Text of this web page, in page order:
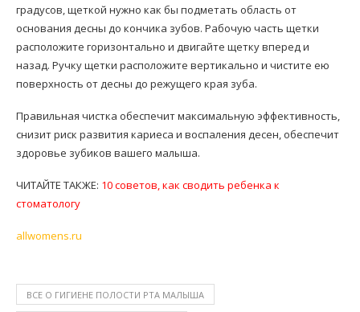
градусов, щеткой нужно как бы подметать область от
основания десны до кончика зубов. Рабочую часть щетки
расположите горизонтально и двигайте щетку вперед и
назад. Ручку щетки расположите вертикально и чистите ею
поверхность от десны до режущего края зуба.
Правильная чистка обеспечит максимальную эффективность,
снизит риск развития кариеса и воспаления десен, обеспечит
здоровье зубиков вашего малыша.
ЧИТАЙТЕ ТАКЖЕ: 10 советов, как сводить ребенка к
стоматологу
allwomens.ru
ВСЕ О ГИГИЕНЕ ПОЛОСТИ РТА МАЛЫША